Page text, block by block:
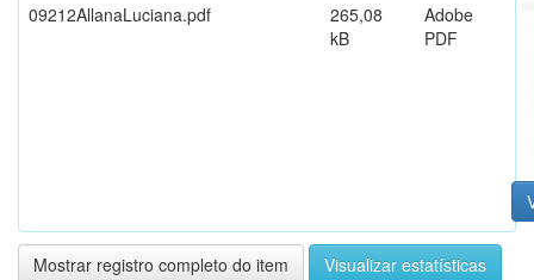
09212AllanaLuciana.pdf
265,08
kB
Adobe
PDF
Mostrar registro completo do item Visualizar estatísticas